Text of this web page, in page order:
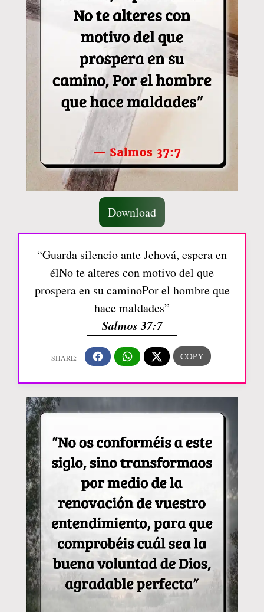
Download
“Guarda silencio ante Jehová, espera en
élNo te alteres con motivo del que
prospera en su caminoPor el hombre que
hace maldades”
Salmos 37:7